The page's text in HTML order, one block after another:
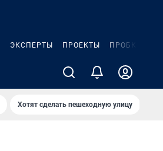
ЭКСПЕРТЫ ПРОЕКТЫ ПРОБКИ
Хотят сделать пешеходную улицу